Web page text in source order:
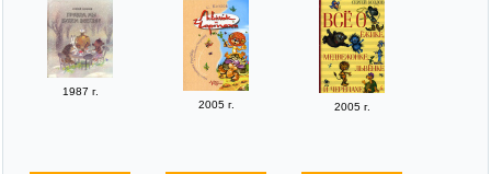
1987 г.
2005 г.
2005 г.